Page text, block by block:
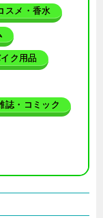
スメ・香水
ク用品
誌・コミック